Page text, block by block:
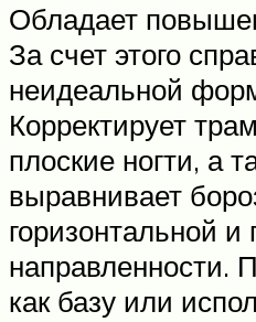
Обладает
За счет этого
неидеальной
Корректирует
плоские ногти, а
выравнивает
горизонтальной и
направленности.
как базу или